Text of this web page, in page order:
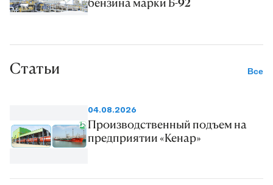
Статьи Все
04.08.2026
Производственный подъем на
предприятии «Кенар»